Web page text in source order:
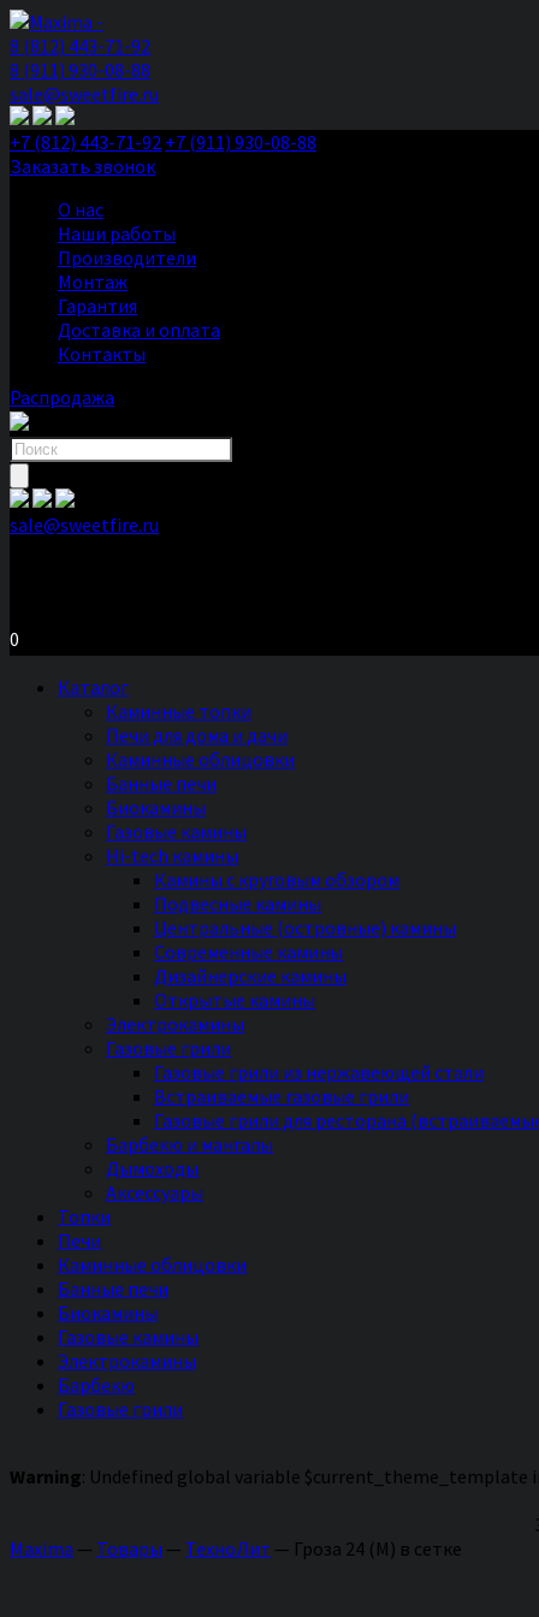
8 (812) 443-71-92
8 (911) 930-08-88
sale@sweetfire.ru
+7 (812) 443-71-92 +7 (911) 930-08-88
Заказать звонок
О нас
Наши работы
Производители
Монтаж
Гарантия
Доставка и оплата
Контакты
Распродажа
Поиск
товаров
sale@sweetfire.ru
0
Каталог
Каминные топки
Печи для дома и дачи
Каминные облицовки
Банные печи
Биокамины
Газовые камины
Hi-tech камины
Камины с круговым обзором
Подвесные камины
Центральные (островные) камины
Современные камины
Дизайнерские камины
Открытые камины
Электрокамины
Газовые грили
Газовые грили из нержавеющей стали
Встраиваемые газовые грили
Газовые грили для ресторана
Барбекю и мангалы
Дымоходы
Аксессуары
Топки
Печи
Каминные облицовки
Банные печи
Биокамины
Газовые камины
Электрокамины
Барбекю
Газовые грили
Warning: Undefined global variable $current_theme_template
Maxima — Товары — ТехноЛит — Гроза 24 (М) в сетке